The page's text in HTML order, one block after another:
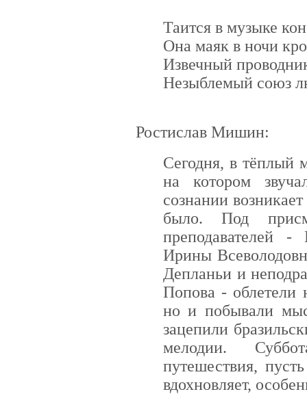
Таится в музыке
Она маяк в ночи
Извечный
Незыблемый союз
Ростислав Мишин:
Сегодня, в тёплый
на котором
сознании
было. Под
преподавателей
Ирины
Депланьи и
Попова - облетели
но и побывали
зацепили
мелодии.
путешествия,
вдохновляет,